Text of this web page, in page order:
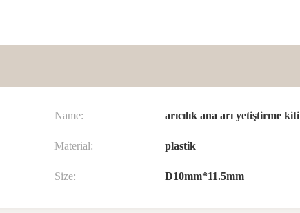
Name: arıcılık ana arı yetiştirme kiti
Material: plastik
Size: D10mm*11.5mm